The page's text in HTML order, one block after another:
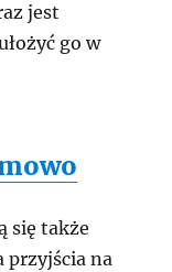
jest
go w
się także
przyjścia na